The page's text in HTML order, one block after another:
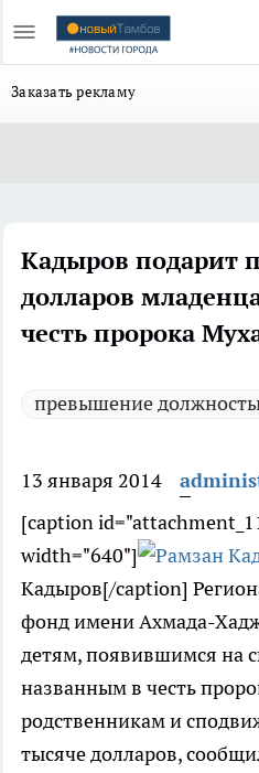
Заказать рекламу
Кадыров подарит
долларов
честь пророка
превышение
13 января 2014
[caption
width="640"]
Кадыров[/caption]
фонд имени Ахмада-
детям, появившимся на
названным в честь
родственникам и
тысяче долларов,